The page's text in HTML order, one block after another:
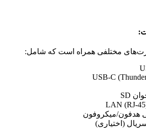
مختلفی همراه است که شامل:
هدفون/میکروفون